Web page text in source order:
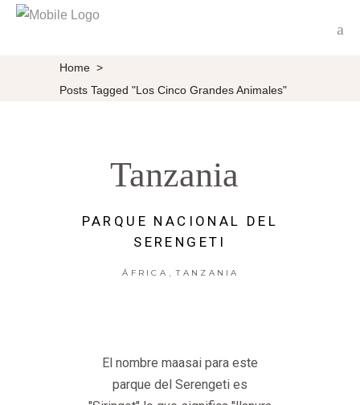
Home >
Posts Tagged "los Cinco Grandes Animales"
Tanzania
PARQUE NACIONAL DEL
SERENGETI
ÁFRICA TANZANIA
El nombre maasai para este
parque del Serengeti es